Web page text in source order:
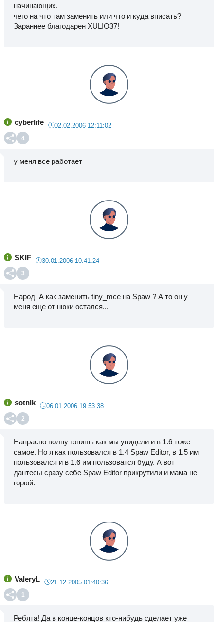
начинающих.
чего на что там заменить или что и куда вписать?
Зараннее благодарен XULIO37!
cyberlife 02.02.2006 12:11:02
4
у меня все работает
SKIF 30.01.2006 10:41:24
3
Народ. А как заменить tiny_mce на Spaw ? А то он у
меня еще от нюки остался...
sotnik 06.01.2006 19:53:38
2
Напрасно волну гонишь как мы увидели и в 1.6 тоже
самое. Но я как пользовался в 1.4 Spaw Editor, в 1.5 им
пользовался и в 1.6 им пользоватся буду. А вот
дантесы сразу себе Spaw Editor прикрутили и мама не
горюй.
ValeryL 21.12.2005 01:40:36
1
Ребята! Да в конце-концов кто-нибудь сделает уже